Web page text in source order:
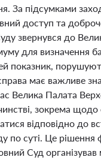
За підсумками
доступ та
звернувся до
для визначення
порушують
має важливе
Велика Палата
зокрема
відповідно до
суті. Це рішення
Суд